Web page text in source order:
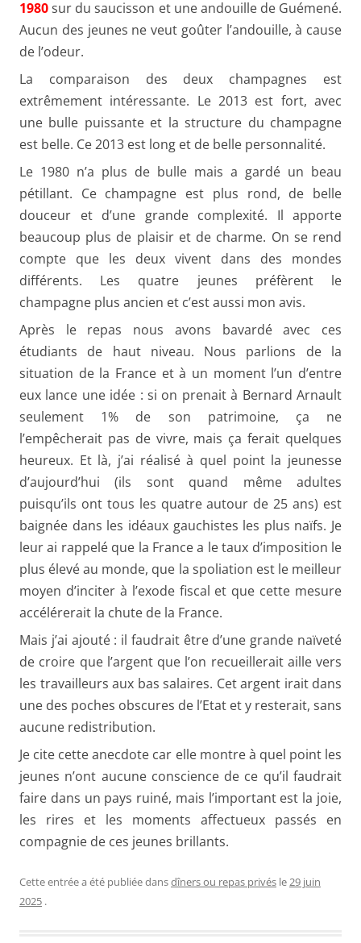
1980sur du saucisson et une andouille de Guémené.
Aucun des jeunes ne veut goûter l’andouille, à cause
de l’odeur.
La comparaison des deux champagnes est
extrêmement intéressante. Le 2013 est fort, avec
une bulle puissante et la structure du champagne
est belle. Ce 2013 est long et de belle personnalité.
Le 1980 n’a plus de bulle mais a gardé un beau
pétillant. Ce champagne est plus rond, de belle
douceur et d’une grande complexité. Il apporte
beaucoup plus de plaisir et de charme. On se rend
compte que les deux vivent dans des mondes
différents. Les quatre jeunes préfèrent le
champagne plus ancien et c’est aussi mon avis.
Après le repas nous avons bavardé avec ces
étudiants de haut niveau. Nous parlions de la
situation de la France et à un moment l’un d’entre
eux lance une idée : si on prenait à Bernard Arnault
seulement 1% de son patrimoine, ça ne
l’empêcherait pas de vivre, mais ça ferait quelques
heureux. Et là, j’ai réalisé à quel point la jeunesse
d’aujourd’hui (ils sont quand même adultes
puisqu’ils ont tous les quatre autour de 25 ans) est
baignée dans les idéaux gauchistes les plus naïfs. Je
leur ai rappelé que la France a le taux d’imposition le
plus élevé au monde, que la spoliation est le meilleur
moyen d’inciter à l’exode fiscal et que cette mesure
accélérerait la chute de la France.
Mais j’ai ajouté : il faudrait être d’une grande naïveté
de croire que l’argent que l’on recueillerait aille vers
les travailleurs aux bas salaires. Cet argent irait dans
une des poches obscures de l’Etat et y resterait, sans
aucune redistribution.
Je cite cette anecdote car elle montre à quel point les
jeunes n’ont aucune conscience de ce qu’il faudrait
faire dans un pays ruiné, mais l’important est la joie,
les rires et les moments affectueux passés en
compagnie de ces jeunes brillants.
Cette entrée a été publiée dansdîners ou repas privés le29 juin
2025 .